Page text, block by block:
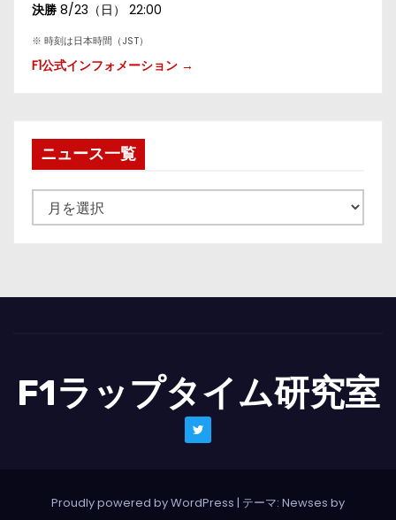
決勝 8/23（日） 22:00
※ 時刻は日本時間（JST）
F1公式インフォメーション →
ニュース一覧
ュ
一
F1ラップタイム研究室
Proudly powered by WordPress | テーマ: Newses by